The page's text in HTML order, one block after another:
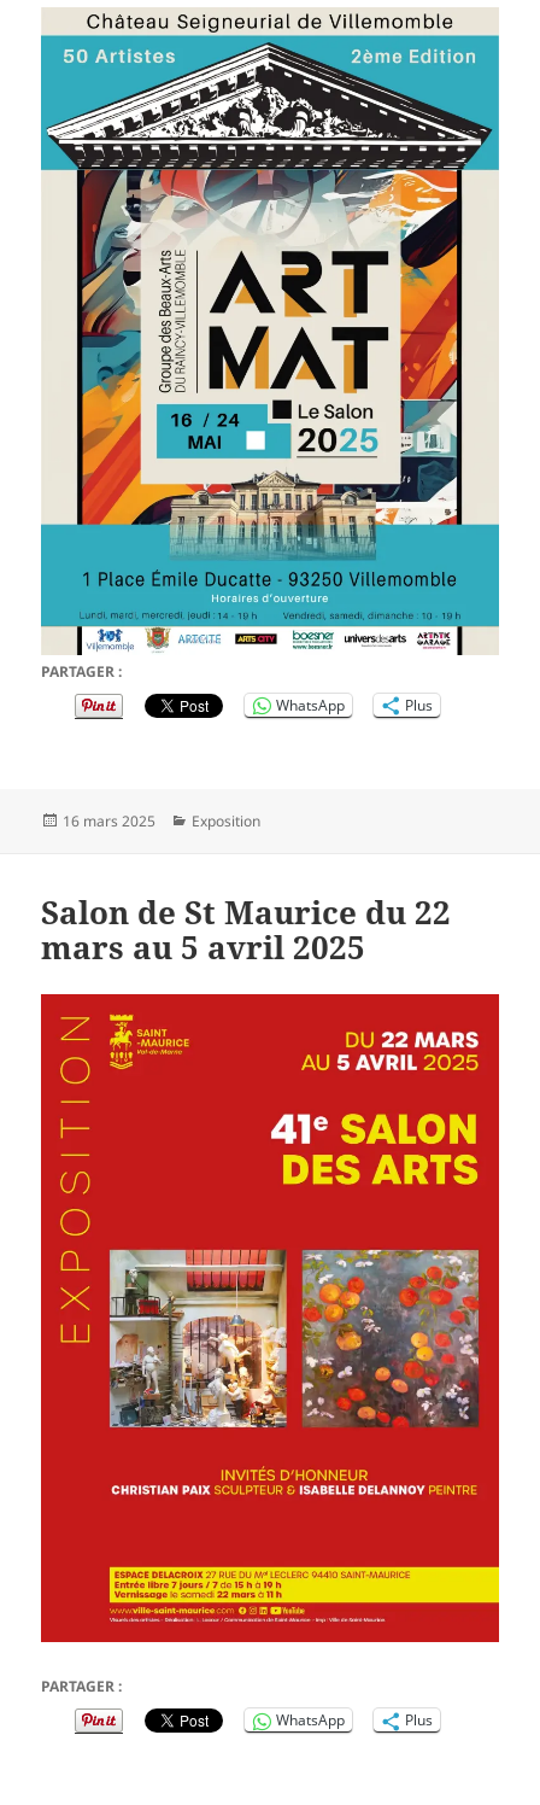
PARTAGER :
WhatsApp
Plus
Publié
16 mars 2025 Catégories
Exposition
Salon de St Maurice du 22
mars au 5 avril 2025
PARTAGER :
WhatsApp
Plus